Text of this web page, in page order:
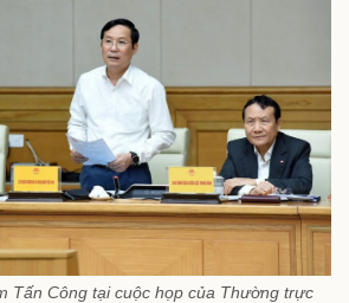
Tấn Công tại cuộc họp của Thường trực